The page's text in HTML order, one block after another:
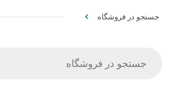
جستجو در فروشگاه